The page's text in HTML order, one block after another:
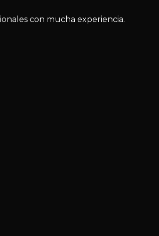
con mucha experiencia.